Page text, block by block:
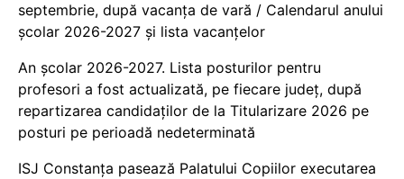
septembrie, după vacanța de vară / Calendarul anului
școlar 2026-2027 și lista vacanțelor
An școlar 2026-2027. Lista posturilor pentru
profesori a fost actualizată, pe fiecare județ, după
repartizarea candidaților de la Titularizare 2026 pe
posturi pe perioadă nedeterminată
ISJ Constanța pasează Palatului Copiilor executarea